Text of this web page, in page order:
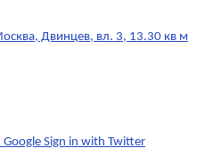
Двинцев, вл. 3, 13.30 кв м
Google Sign in with Twitter